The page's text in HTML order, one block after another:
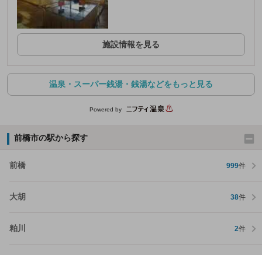
施設情報を見る
温泉・スーパー銭湯・銭湯などをもっと見る
Powered by
前橋市の駅から探す
前橋 999件
大胡 38件
粕川 2件